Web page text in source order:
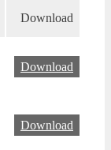
Download
Download
Download